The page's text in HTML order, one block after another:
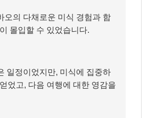
오의 다채로운 미식 경험과 함
몰입할 수 있었습니다.
일정이었지만, 미식에 집중하
었고, 다음 여행에 대한 영감을